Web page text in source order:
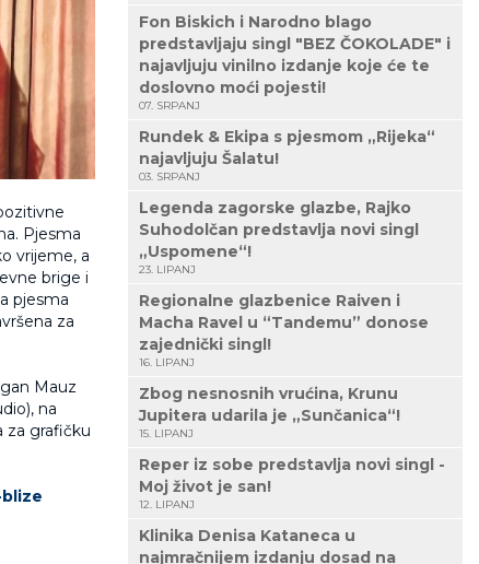
Pjesma
vrijeme, a
brige i
pjesma
za
Mauz
na
za grafičku
Fon Biskich i Narodno blago
predstavljaju singl "BEZ ČOKOLADE" i
najavljuju vinilno izdanje koje će te
doslovno moći pojesti!
07. SRPANJ
Rundek & Ekipa s pjesmom „Rijeka“
najavljuju Šalatu!
03. SRPANJ
Legenda zagorske glazbe, Rajko
Suhodolčan predstavlja novi singl
„Uspomene“!
23. LIPANJ
Regionalne glazbenice Raiven i
Macha Ravel u “Tandemu” donose
zajednički singl!
16. LIPANJ
Zbog nesnosnih vrućina, Krunu
Jupitera udarila je „Sunčanica“!
15. LIPANJ
Reper iz sobe predstavlja novi singl -
Moj život je san!
12. LIPANJ
Klinika Denisa Kataneca u
najmračnijem izdanju dosad na